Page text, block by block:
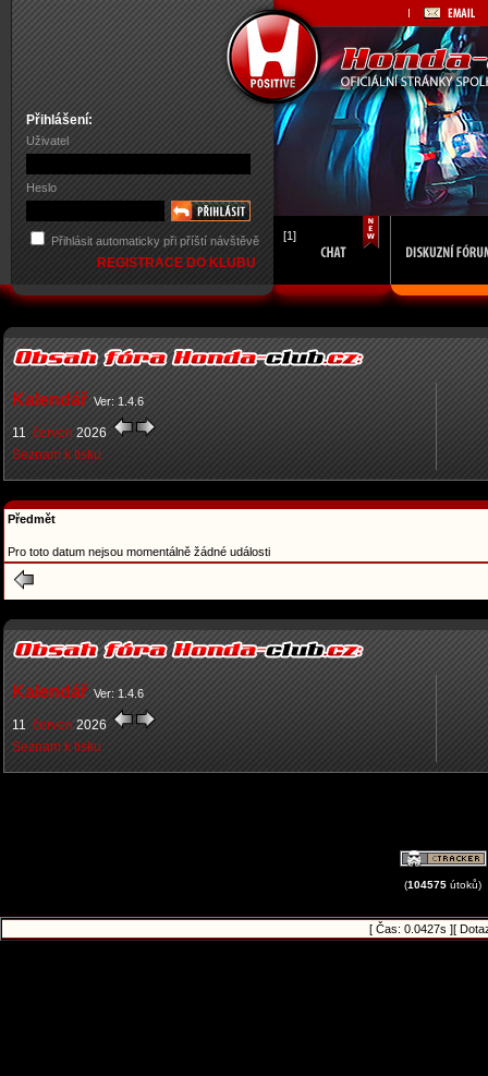
Přihlášení:
Uživatel
Heslo
Přihlásit automaticky při příští návštěvě
REGISTRACE DO KLUBU
[1]
Kalendář Ver: 1.4.6
11 červen 2026
Seznam k tisku
Předmět
Pro toto datum nejsou momentálně žádné události
Kalendář Ver: 1.4.6
11 červen 2026
Seznam k tisku
(104575 útoků)
[ Čas: 0.0427s ][